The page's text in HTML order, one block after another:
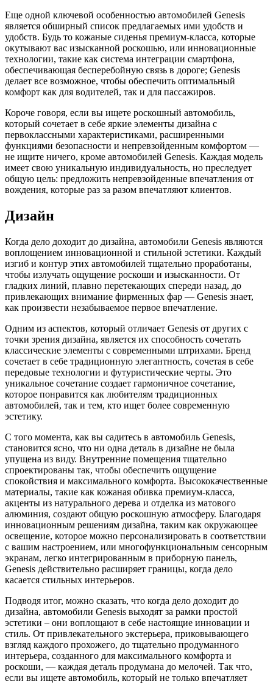
Еще одной ключевой особенностью автомобилей Genesis
является обширный список предлагаемых ими удобств и
удобств. Будь то кожаные сиденья премиум-класса, которые
окутывают вас изысканной роскошью, или инновационные
технологии, такие как система интеграции смартфона,
обеспечивающая бесперебойную связь в дороге; Genesis
делает все возможное, чтобы обеспечить оптимальный
комфорт как для водителей, так и для пассажиров.
Короче говоря, если вы ищете роскошный автомобиль,
который сочетает в себе яркие элементы дизайна с
первоклассными характеристиками, расширенными
функциями безопасности и непревзойденным комфортом —
не ищите ничего, кроме автомобилей Genesis. Каждая модель
имеет свою уникальную индивидуальность, но преследует
общую цель: предложить непревзойденные впечатления от
вождения, которые раз за разом впечатляют клиентов.
Дизайн
Когда дело доходит до дизайна, автомобили Genesis являются
воплощением инновационной и стильной эстетики. Каждый
изгиб и контур этих автомобилей тщательно проработаны,
чтобы излучать ощущение роскоши и изысканности. От
гладких линий, плавно перетекающих спереди назад, до
привлекающих внимание фирменных фар — Genesis знает,
как произвести незабываемое первое впечатление.
Одним из аспектов, который отличает Genesis от других с
точки зрения дизайна, является их способность сочетать
классические элементы с современными штрихами. Бренд
сочетает в себе традиционную элегантность, сочетая в себе
передовые технологии и футуристические черты. Это
уникальное сочетание создает гармоничное сочетание,
которое понравится как любителям традиционных
автомобилей, так и тем, кто ищет более современную
эстетику.
С того момента, как вы садитесь в автомобиль Genesis,
становится ясно, что ни одна деталь в дизайне не была
упущена из виду. Внутренние помещения тщательно
спроектированы так, чтобы обеспечить ощущение
спокойствия и максимального комфорта. Высококачественные
материалы, такие как кожаная обивка премиум-класса,
акценты из натурального дерева и отделка из матового
алюминия, создают общую роскошную атмосферу. Благодаря
инновационным решениям дизайна, таким как окружающее
освещение, которое можно персонализировать в соответствии
с вашим настроением, или многофункциональным сенсорным
экранам, легко интегрированным в приборную панель,
Genesis действительно расширяет границы, когда дело
касается стильных интерьеров.
Подводя итог, можно сказать, что когда дело доходит до
дизайна, автомобили Genesis выходят за рамки простой
эстетики – они воплощают в себе настоящие инновации и
стиль. От привлекательного экстерьера, приковывающего
взгляд каждого прохожего, до тщательно продуманного
интерьера, созданного для максимального комфорта и
роскоши, — каждая деталь продумана до мелочей. Так что,
если вы ищете автомобиль, который не только впечатляет